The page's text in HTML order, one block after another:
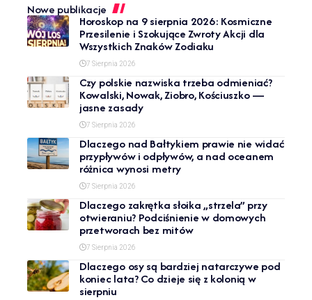
Nowe publikacje
Horoskop na 9 sierpnia 2026: Kosmiczne
Przesilenie i Szokujące Zwroty Akcji dla
Wszystkich Znaków Zodiaku
7 Sierpnia 2026
Czy polskie nazwiska trzeba odmieniać?
Kowalski, Nowak, Ziobro, Kościuszko —
jasne zasady
7 Sierpnia 2026
Dlaczego nad Bałtykiem prawie nie widać
przypływów i odpływów, a nad oceanem
różnica wynosi metry
7 Sierpnia 2026
Dlaczego zakrętka słoika „strzela” przy
otwieraniu? Podciśnienie w domowych
przetworach bez mitów
7 Sierpnia 2026
Dlaczego osy są bardziej natarczywe pod
koniec lata? Co dzieje się z kolonią w
sierpniu